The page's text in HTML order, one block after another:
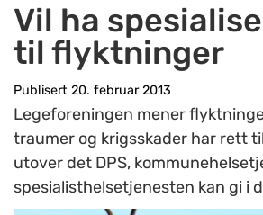
Vil ha
til flyktninger
Publisert 20. februar 2013
Legeforeningen mener
traumer og krigsskader har rett
utover det DPS,
spesialisthelsetjenesten kan gi i